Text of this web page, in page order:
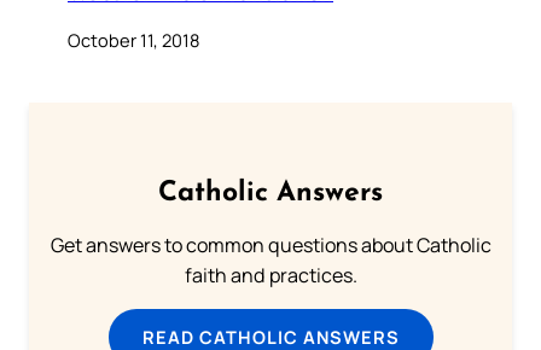
October 11, 2018
Catholic Answers
Get answers to common questions about Catholic
faith and practices.
READ CATHOLIC ANSWERS